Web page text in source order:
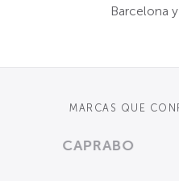
Barcelona
MARCAS QUE
CAPRABO